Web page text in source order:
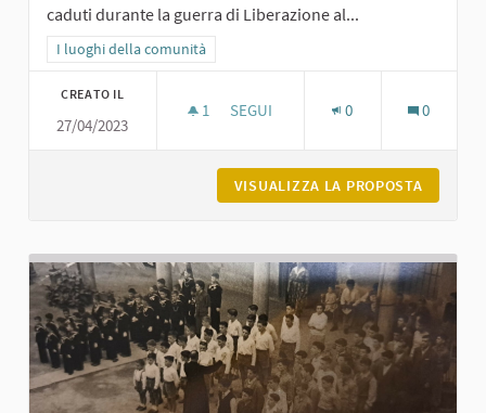
caduti durante la guerra di Liberazione al...
Filtra i risultati per categoria: I luoghi della comunità
I luoghi della comunità
CREATO IL
27/04/2023
1 1 SOSTENITORI
SEGUI 0 0
VISUALIZZA LA PROPOSTA